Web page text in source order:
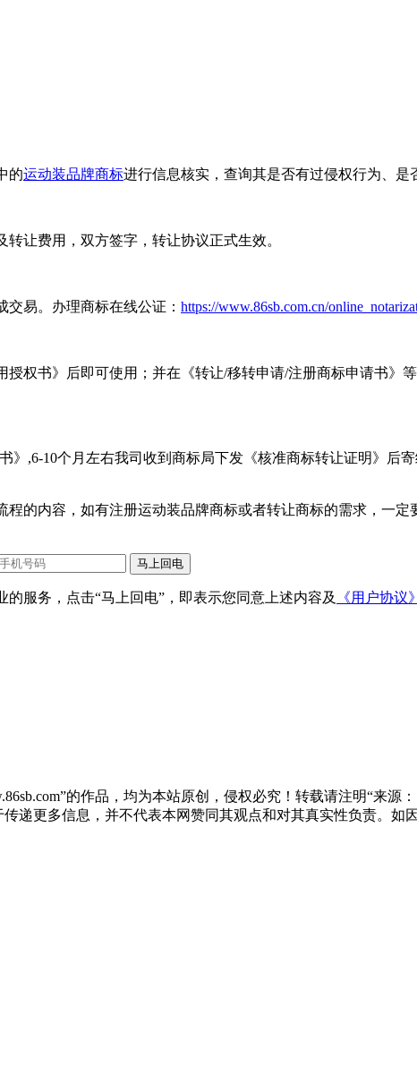
的运动装品牌商标进行信息核实，查询其是否有过侵权行为、
让费用，双方签字，转让协议正式生效。
易。办理商标在线公证： https://www.86sb.com.cn/
权书》后即可使用；并在《转让/移转申请/注册商标申请书》
》,6-10个月左右我司收到商标局下发《核准商标转让证明》后
的内容，如有注册运动装品牌商标或者转让商标的需求，一
服务，点击“马上回电”，即表示您同意上述内容及 《用户协议
的作品，均为本站原创，侵权必究！转载请注明“来源
递更多信息，并不代表本网赞同其观点和对其真实性负责。